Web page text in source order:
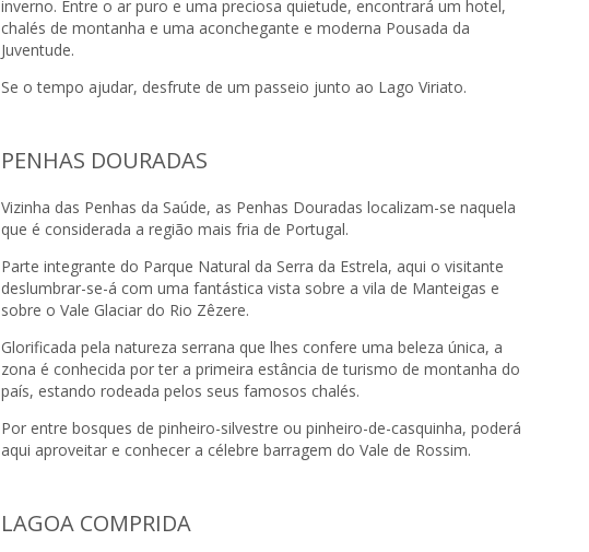
inverno. Entre o ar puro e uma preciosa quietude, encontrará um hotel,
chalés de montanha e uma aconchegante e moderna Pousada da
Juventude.
Se o tempo ajudar, desfrute de um passeio junto ao Lago Viriato.
PENHAS DOURADAS
Vizinha das Penhas da Saúde, as Penhas Douradas localizam-se naquela
que é considerada a região mais fria de Portugal.
Parte integrante do Parque Natural da Serra da Estrela, aqui o visitante
deslumbrar-se-á com uma fantástica vista sobre a vila de Manteigas e
sobre o Vale Glaciar do Rio Zêzere.
Glorificada pela natureza serrana que lhes confere uma beleza única, a
zona é conhecida por ter a primeira estância de turismo de montanha do
país, estando rodeada pelos seus famosos chalés.
Por entre bosques de pinheiro-silvestre ou pinheiro-de-casquinha, poderá
aqui aproveitar e conhecer a célebre barragem do Vale de Rossim.
LAGOA COMPRIDA